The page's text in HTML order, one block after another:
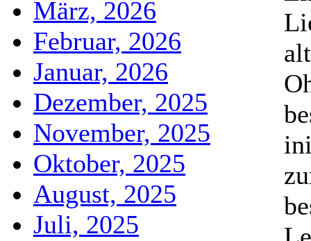
März, 2026
Februar, 2026
Januar, 2026
Dezember, 2025
November, 2025
Oktober, 2025
August, 2025
Juli, 2025